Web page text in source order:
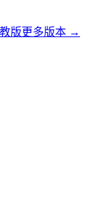
版更多版本 →